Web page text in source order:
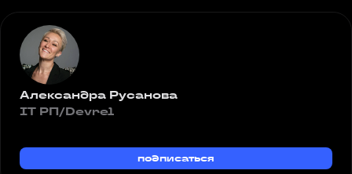
Александра Русанова
IT РП/Devrel
подписаться